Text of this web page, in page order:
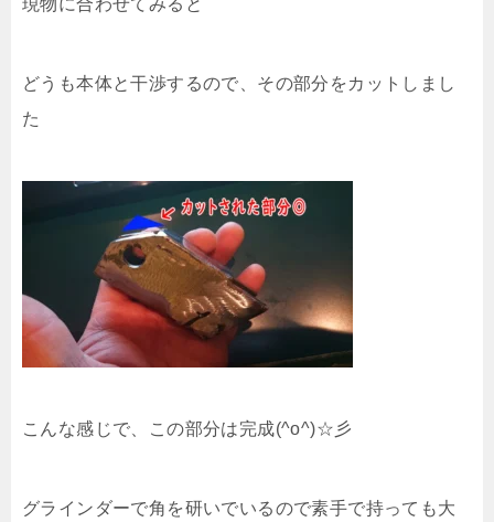
どうも本体と干渉するので、その部分をカットしまし
た
こんな感じで、この部分は完成(^o^)☆彡
グラインダーで角を研いでいるので素手で持っても大